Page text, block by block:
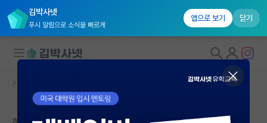
김박사넷
푸시 알림으로 소식을 빠르게
앱으로 보기 닫기
대학원생 모집
커뮤니티 홈